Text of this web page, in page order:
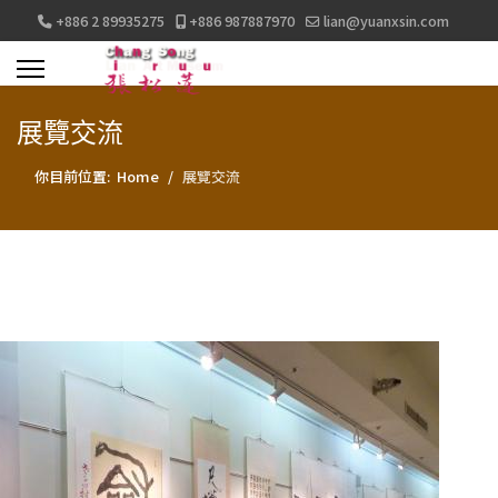
+886 2 89935275 +886 987887970 lian@yuanxsin.com
展覽交流
你目前位置: Home 展覽交流